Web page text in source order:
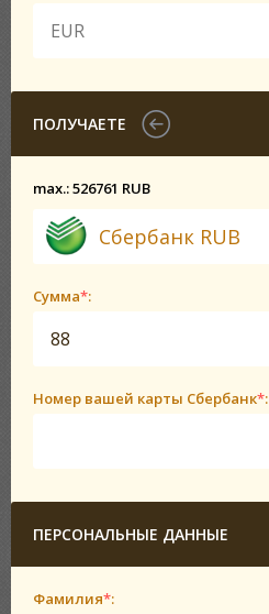
ПОЛУЧАЕТЕ
max.: 526761 RUB
Сбербанк RUB
Сумма*:
Номер вашей карты Сбербанк*:
ПЕРСОНАЛЬНЫЕ ДАННЫЕ
Фамилия*: